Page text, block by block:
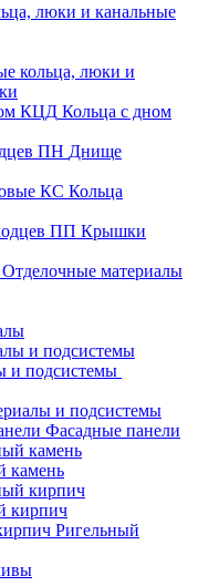
люки и канальные
кольца, люки и
Кольца с дном
Днище
Кольца
Крышки
Отделочные материалы
и подсистемы
и подсистемы
Фасадные панели
камень
кирпич
Ригельный